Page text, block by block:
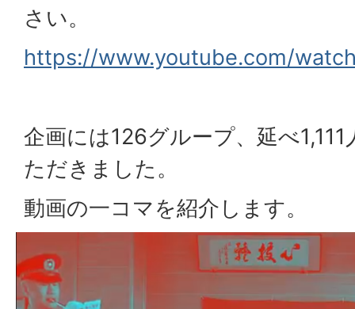
さい。
https://www.youtube.com/
企画には126グループ、延べ
ただきました。
動画の一コマを紹介します。